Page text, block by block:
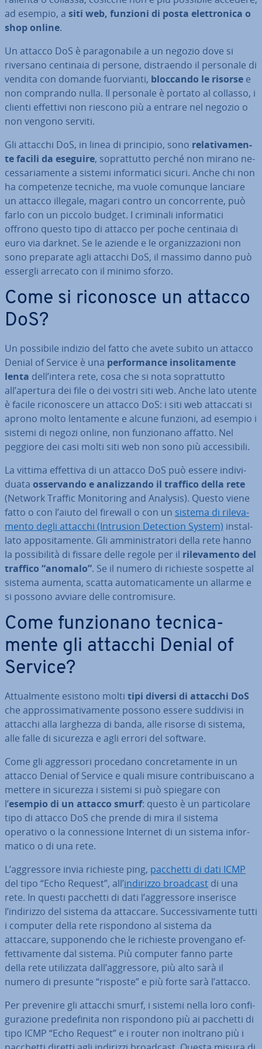
ad esempio, a siti web, funzioni di posta elet­tro­ni­ca o
shop online.
Un attacco DoS è pa­ra­go­na­bi­le a un negozio dove si
riversano centinaia di persone, di­straen­do il personale di
vendita con domande fuor­vian­ti, bloccando le risorse e
non comprando nulla. Il personale è portato al collasso, i
clienti effettivi non riescono più a entrare nel negozio o
non vengono serviti.
Gli attacchi DoS, in linea di principio, sono re­la­ti­va­men­
te facili da eseguire, so­prat­tut­to perché non mirano ne­
ces­sa­ria­men­te a sistemi in­for­ma­ti­ci sicuri. Anche chi non
ha com­pe­ten­ze tecniche, ma vuole comunque lanciare
un attacco illegale, magari contro un con­cor­ren­te, può
farlo con un piccolo budget. I criminali in­for­ma­ti­ci
offrono questo tipo di attacco per poche centinaia di
euro via darknet. Se le aziende e le or­ga­niz­za­zio­ni non
sono preparate agli attacchi DoS, il massimo danno può
essergli arrecato con il minimo sforzo.
Come si riconosce un attacco
DoS?
Un possibile indizio del fatto che avete subito un attacco
Denial of Service è una per­for­man­ce in­so­li­ta­men­te
lenta dell’intera rete, cosa che si nota so­prat­tut­to
all’apertura dei file o dei vostri siti web. Anche lato utente
è facile ri­co­no­sce­re un attacco DoS: i siti web attaccati si
aprono molto len­ta­men­te e alcune funzioni, ad esempio i
sistemi di negozi online, non fun­zio­na­no affatto. Nel
peggiore dei casi molti siti web non sono più ac­ces­si­bi­li.
La vittima effettiva di un attacco DoS può essere in­di­vi­
dua­ta os­ser­van­do e ana­liz­zan­do il traffico della rete
(Network Traffic Mo­ni­to­ring and Analysis). Questo viene
fatto o con l’aiuto del firewall o con un sistema di ri­le­va­
men­to degli attacchi (Intrusion Detection System) in­stal­
la­to ap­po­si­ta­men­te. Gli am­mi­ni­stra­to­ri della rete hanno
la pos­si­bi­li­tà di fissare delle regole per il ri­le­va­men­to del
traffico “anomalo”. Se il numero di richieste sospette al
sistema aumenta, scatta au­to­ma­ti­ca­men­te un allarme e
si possono avviare delle con­tro­mi­su­re.
Come fun­zio­na­no tec­ni­ca­
men­te gli attacchi Denial of
Service?
At­tual­men­te esistono molti tipi diversi di attacchi DoS
che ap­pros­si­ma­ti­va­men­te possono essere suddivisi in
attacchi alla larghezza di banda, alle risorse di sistema,
alle falle di sicurezza e agli errori del software.
Come gli ag­gres­so­ri procedano con­cre­ta­men­te in un
attacco Denial of Service e quali misure con­tri­bui­sca­no a
mettere in sicurezza i sistemi si può spiegare con
l’esempio di un attacco smurf: questo è un par­ti­co­la­re
tipo di attacco DoS che prende di mira il sistema
operativo o la con­nes­sio­ne Internet di un sistema in­for­
ma­ti­co o di una rete.
L’ag­gres­so­re invia richieste ping, pacchetti di dati ICMP
del tipo “Echo Request”, all’indirizzo broadcast di una
rete. In questi pacchetti di dati l’ag­gres­so­re inserisce
l’indirizzo del sistema da attaccare. Suc­ces­si­va­men­te tutti
i computer della rete ri­spon­do­no al sistema da
attaccare, sup­po­nen­do che le richieste pro­ven­ga­no ef­
fet­ti­va­men­te dal sistema. Più computer fanno parte
della rete uti­liz­za­ta dall’ag­gres­so­re, più alto sarà il
numero di presunte “risposte” e più forte sarà l’attacco.
Per prevenire gli attacchi smurf, i sistemi nella loro con­fi­
gu­ra­zio­ne pre­de­fi­ni­ta non ri­spon­do­no più ai pacchetti di
tipo ICMP “Echo Request” e i router non inoltrano più i